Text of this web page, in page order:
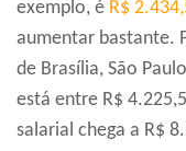
exemplo, é R$
aumentar bastante.
de Brasília, São
está entre R$
salarial chega a R$